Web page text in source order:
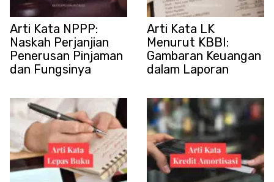
Arti Kata NPPP:
Naskah Perjanjian
Penerusan Pinjaman
dan Fungsinya
Arti Kata LK
Menurut KBBI:
Gambaran Keuangan
dalam Laporan